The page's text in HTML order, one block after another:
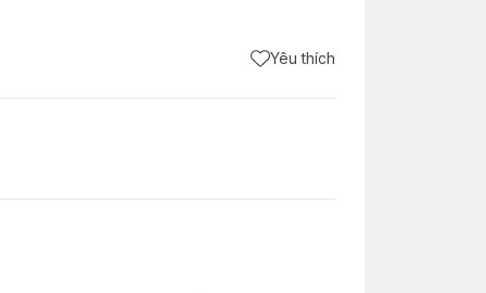
Yêu thích